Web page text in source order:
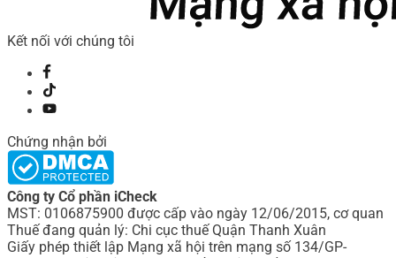
Kết nối với chúng tôi
Chứng nhận bởi
Công ty Cổ phần iCheck
MST: 0106875900 được cấp vào ngày 12/06/2015, cơ quan
Thuế đang quản lý: Chi cục thuế Quận Thanh Xuân
Giấy phép thiết lập Mạng xã hội trên mạng số 134/GP-